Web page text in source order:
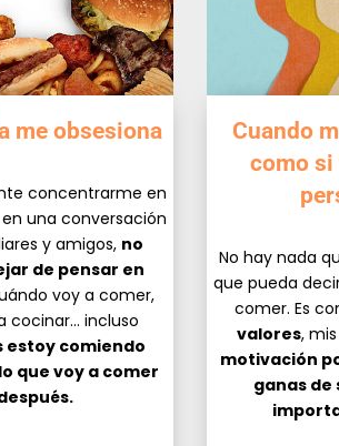
me obsesiona
concentrarme en
una conversación
y amigos, no
de pensar en
voy a comer,
cocinar… incluso
estoy comiendo
que voy a comer
Cuando
como si
No hay nada
que pueda
comer. Es
valores, mis
motivación
ganas de